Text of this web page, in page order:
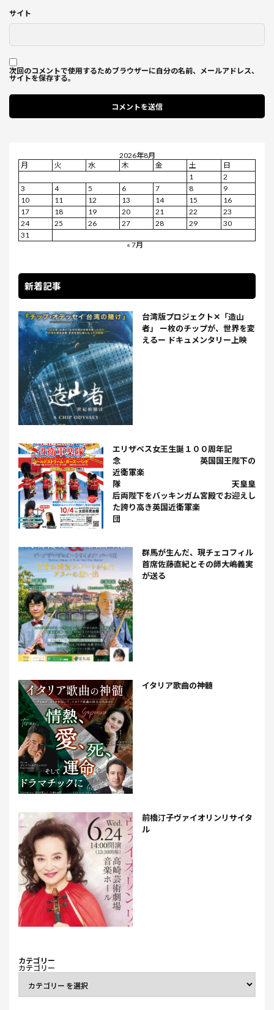
サイト
次回のコメントで使用するためブラウザーに自分の名前、メールアドレス、
サイトを保存する。
2026年8月
月
火 水 木 金 土
日
1
2
3
4 5 6 7 8
9
10
11 12 13 14 15
16
17
18 19 20 21 22
23
24
25 26 27 28 29
30
31
« 7月
新着記事
台湾版プロジェクト✕「造山
者」 ー枚のチップが、世界を変
えるー ドキュメンタリー上映
エリザベス女王生誕１００周年記
念 英国国王陛下の
近衛軍楽
隊 天皇皇
后両陛下をバッキンガム宮殿でお迎えし
た誇り高き英国近衛軍楽
団
群馬が生んだ、現チェコフィル
首席佐藤直紀とその師大嶋義実
が送る
イタリア歌曲の神髄
前橋汀子ヴァイオリンリサイタ
ル
カテゴリー
カテゴリー